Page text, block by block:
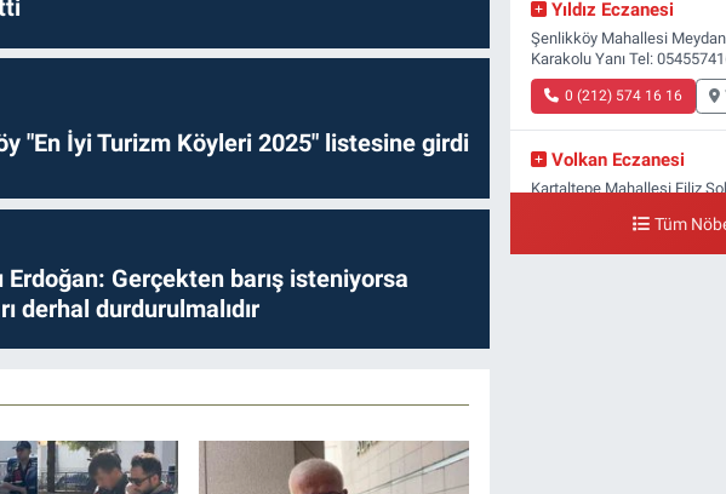
"En İyi Turizm Köyleri 2025" listesine girdi
Erdoğan: Gerçekten barış isteniyorsa
derhal durdurulmalıdır
Yıldız Eczanesi
Şenlikköy Mahallesi
Karakolu Yanı Tel:
0 (212) 574 16 16
Volkan Eczanesi
Kartaltepe Mahallesi Filiz
Tüm